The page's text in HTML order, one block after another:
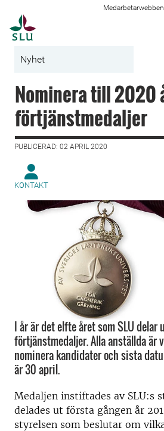
Medarbetarwebben
Nyhet
Nominera till 2020
förtjänstmedaljer
PUBLICERAD: 02 APRIL 2020
KONTAKT
I år är det elfte året som SLU delar
förtjänstmedaljer. Alla anställda är
nominera kandidater och sista
är 30 april.
Medaljen instiftades av SLU:s
delades ut första gången år
styrelsen som beslutar om